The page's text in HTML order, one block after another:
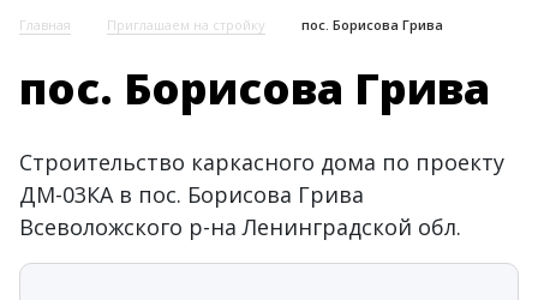
Главная Приглашаем на стройку пос. Борисова Грива
пос. Борисова Грива
Строительство каркасного дома по проекту
ДМ-03КА в пос. Борисова Грива
Всеволожского р-на Ленинградской обл.